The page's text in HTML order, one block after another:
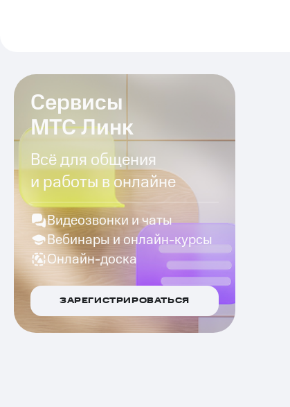
Сервисы
МТС Линк
Всё для общения
и работы в онлайне
Видеозвонки и чаты
Вебинары и онлайн-курсы
Онлайн-доска
ЗАРЕГИСТРИРОВАТЬСЯ